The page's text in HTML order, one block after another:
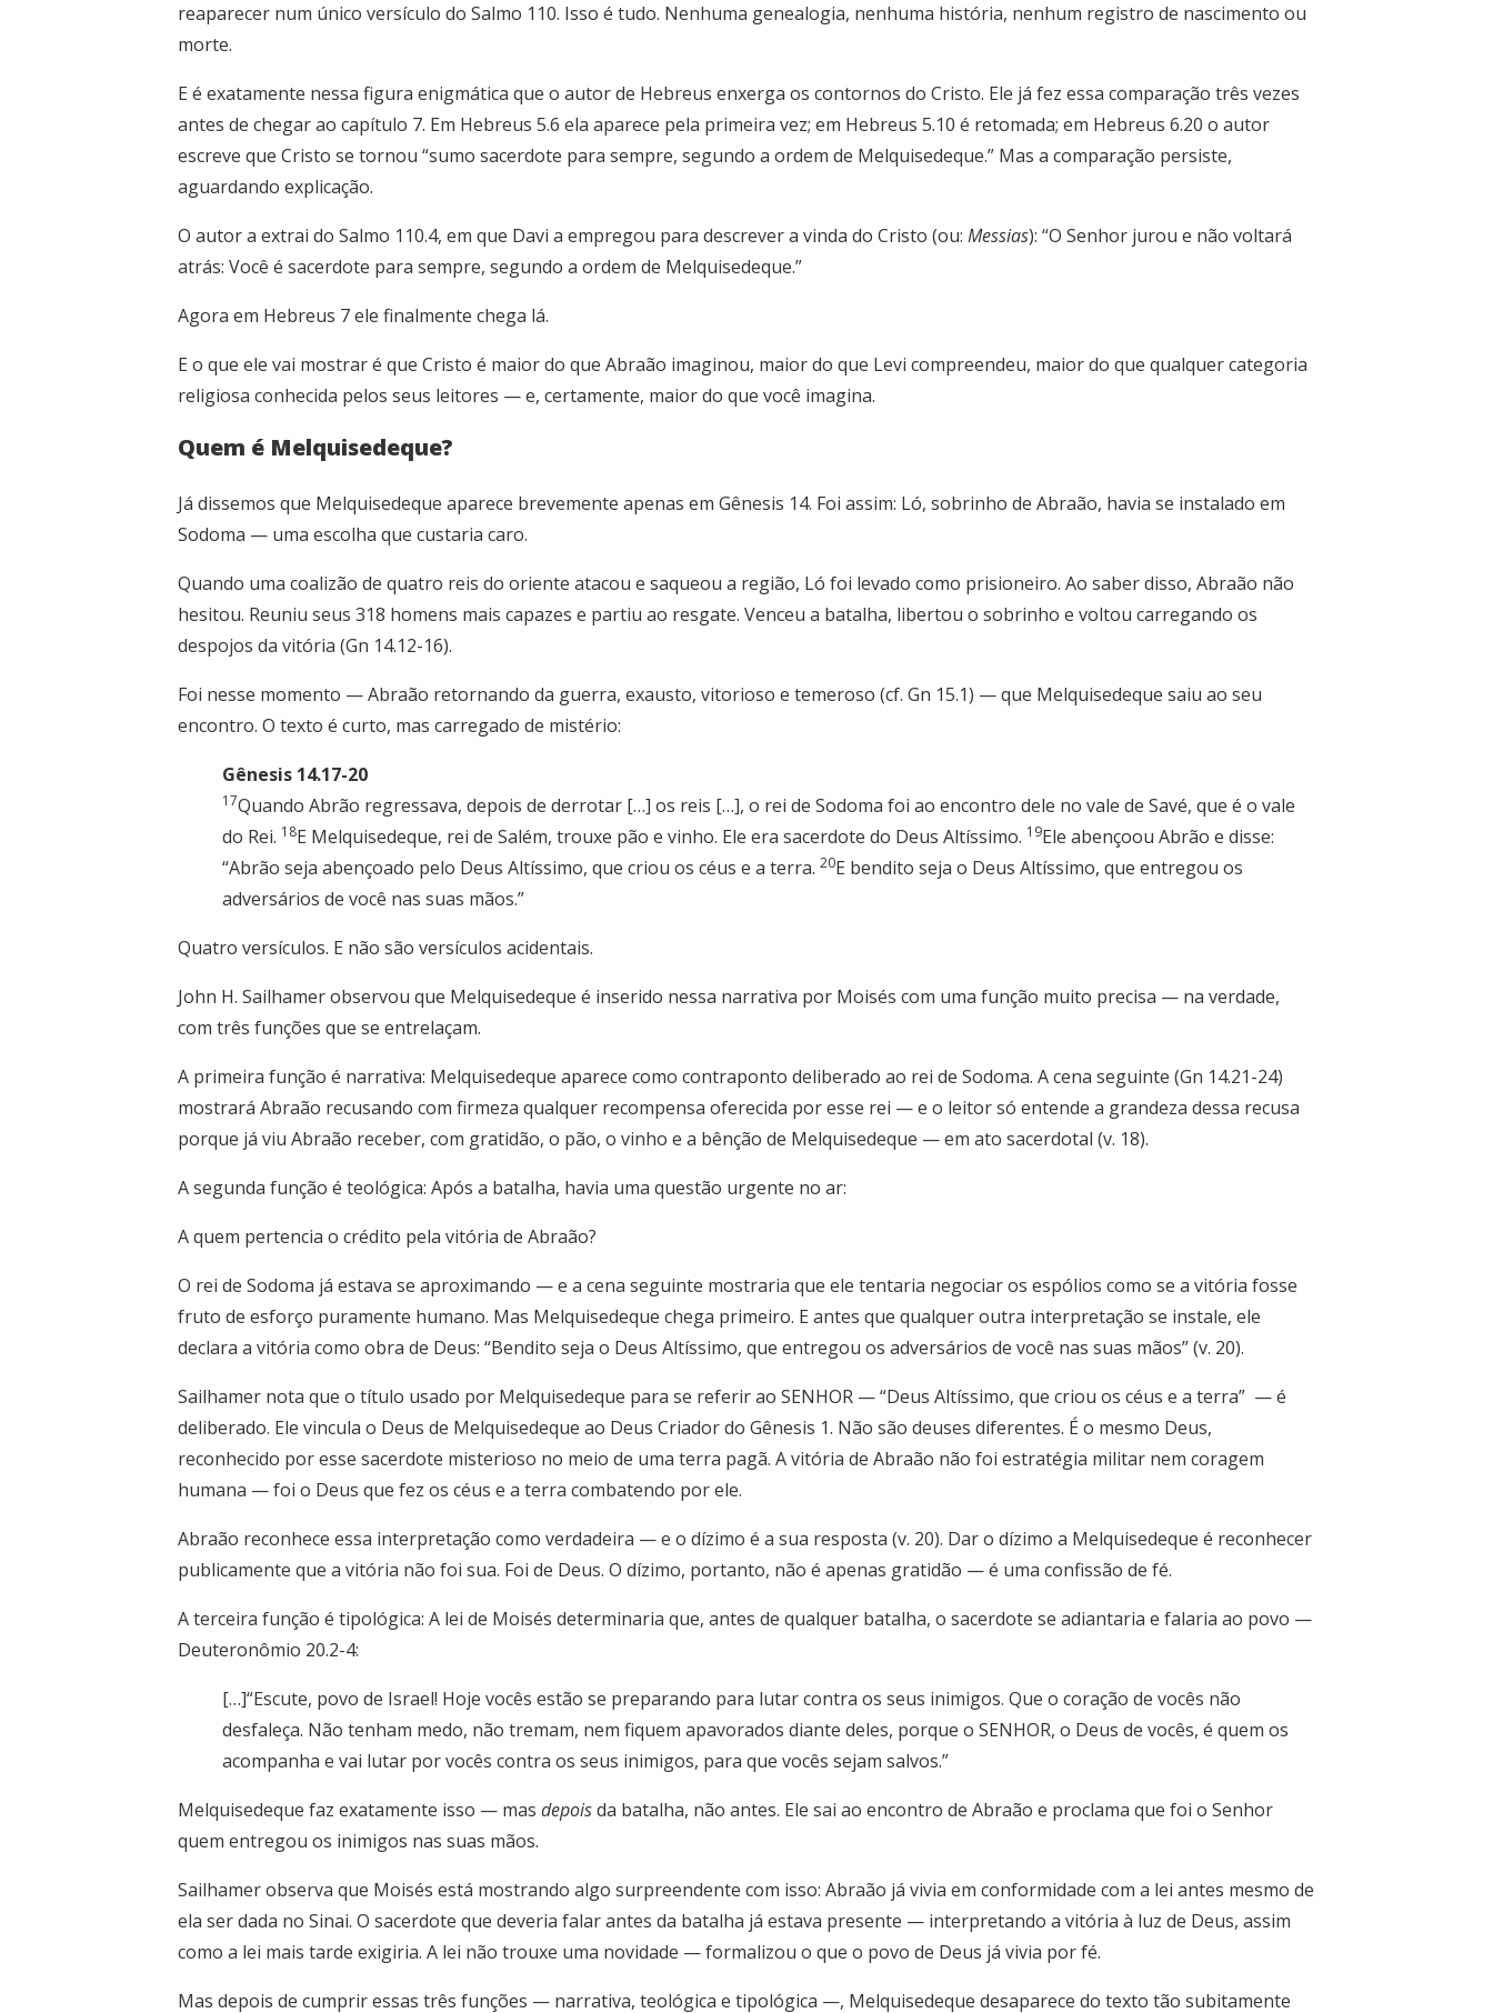
reaparecer num único versículo do Salmo 110. Isso é tudo. Nenhuma genealogia, nenhuma história, nenhum registro de nascimento ou
morte.
E é exatamente nessa figura enigmática que o autor de Hebreus enxerga os contornos do Cristo. Ele já fez essa comparação três vezes
antes de chegar ao capítulo 7. Em Hebreus 5.6 ela aparece pela primeira vez; em Hebreus 5.10 é retomada; em Hebreus 6.20 o autor
escreve que Cristo se tornou “sumo sacerdote para sempre, segundo a ordem de Melquisedeque.” Mas a comparação persiste,
aguardando explicação.
O autor a extrai do Salmo 110.4, em que Davi a empregou para descrever a vinda do Cristo (ou: Messias): “O Senhor jurou e não voltará
atrás: Você é sacerdote para sempre, segundo a ordem de Melquisedeque.”
Agora em Hebreus 7 ele finalmente chega lá.
E o que ele vai mostrar é que Cristo é maior do que Abraão imaginou, maior do que Levi compreendeu, maior do que qualquer categoria
religiosa conhecida pelos seus leitores — e, certamente, maior do que você imagina.
Quem é Melquisedeque?
Já dissemos que Melquisedeque aparece brevemente apenas em Gênesis 14. Foi assim: Ló, sobrinho de Abraão, havia se instalado em
Sodoma — uma escolha que custaria caro.
Quando uma coalizão de quatro reis do oriente atacou e saqueou a região, Ló foi levado como prisioneiro. Ao saber disso, Abraão não
hesitou. Reuniu seus 318 homens mais capazes e partiu ao resgate. Venceu a batalha, libertou o sobrinho e voltou carregando os
despojos da vitória (Gn 14.12-16).
Foi nesse momento — Abraão retornando da guerra, exausto, vitorioso e temeroso (cf. Gn 15.1) — que Melquisedeque saiu ao seu
encontro. O texto é curto, mas carregado de mistério:
Gênesis 14.17-20
17Quando Abrão regressava, depois de derrotar […] os reis […], o rei de Sodoma foi ao encontro dele no vale de Savé, que é o vale
do Rei. 18E Melquisedeque, rei de Salém, trouxe pão e vinho. Ele era sacerdote do Deus Altíssimo. 19Ele abençoou Abrão e disse:
“Abrão seja abençoado pelo Deus Altíssimo, que criou os céus e a terra. 20E bendito seja o Deus Altíssimo, que entregou os
adversários de você nas suas mãos.”
Quatro versículos. E não são versículos acidentais.
John H. Sailhamer observou que Melquisedeque é inserido nessa narrativa por Moisés com uma função muito precisa — na verdade,
com três funções que se entrelaçam.
A primeira função é narrativa: Melquisedeque aparece como contraponto deliberado ao rei de Sodoma. A cena seguinte (Gn 14.21-24)
mostrará Abraão recusando com firmeza qualquer recompensa oferecida por esse rei — e o leitor só entende a grandeza dessa recusa
porque já viu Abraão receber, com gratidão, o pão, o vinho e a bênção de Melquisedeque — em ato sacerdotal (v. 18).
A segunda função é teológica: Após a batalha, havia uma questão urgente no ar:
A quem pertencia o crédito pela vitória de Abraão?
O rei de Sodoma já estava se aproximando — e a cena seguinte mostraria que ele tentaria negociar os espólios como se a vitória fosse
fruto de esforço puramente humano. Mas Melquisedeque chega primeiro. E antes que qualquer outra interpretação se instale, ele
declara a vitória como obra de Deus: “Bendito seja o Deus Altíssimo, que entregou os adversários de você nas suas mãos” (v. 20).
Sailhamer nota que o título usado por Melquisedeque para se referir ao SENHOR — “Deus Altíssimo, que criou os céus e a terra” — é
deliberado. Ele vincula o Deus de Melquisedeque ao Deus Criador do Gênesis 1. Não são deuses diferentes. É o mesmo Deus,
reconhecido por esse sacerdote misterioso no meio de uma terra pagã. A vitória de Abraão não foi estratégia militar nem coragem
humana — foi o Deus que fez os céus e a terra combatendo por ele.
Abraão reconhece essa interpretação como verdadeira — e o dízimo é a sua resposta (v. 20). Dar o dízimo a Melquisedeque é reconhecer
publicamente que a vitória não foi sua. Foi de Deus. O dízimo, portanto, não é apenas gratidão — é uma confissão de fé.
A terceira função é tipológica: A lei de Moisés determinaria que, antes de qualquer batalha, o sacerdote se adiantaria e falaria ao povo —
Deuteronômio 20.2-4:
[…]“Escute, povo de Israel! Hoje vocês estão se preparando para lutar contra os seus inimigos. Que o coração de vocês não
desfaleça. Não tenham medo, não tremam, nem fiquem apavorados diante deles, porque o SENHOR, o Deus de vocês, é quem os
acompanha e vai lutar por vocês contra os seus inimigos, para que vocês sejam salvos.”
Melquisedeque faz exatamente isso — mas depoisda batalha, não antes. Ele sai ao encontro de Abraão e proclama que foi o Senhor
quem entregou os inimigos nas suas mãos.
Sailhamer observa que Moisés está mostrando algo surpreendente com isso: Abraão já vivia em conformidade com a lei antes mesmo de
ela ser dada no Sinai. O sacerdote que deveria falar antes da batalha já estava presente — interpretando a vitória à luz de Deus, assim
como a lei mais tarde exigiria. A lei não trouxe uma novidade — formalizou o que o povo de Deus já vivia por fé.
Mas depois de cumprir essas três funções — narrativa, teológica e tipológica —, Melquisedeque desaparece do texto tão subitamente